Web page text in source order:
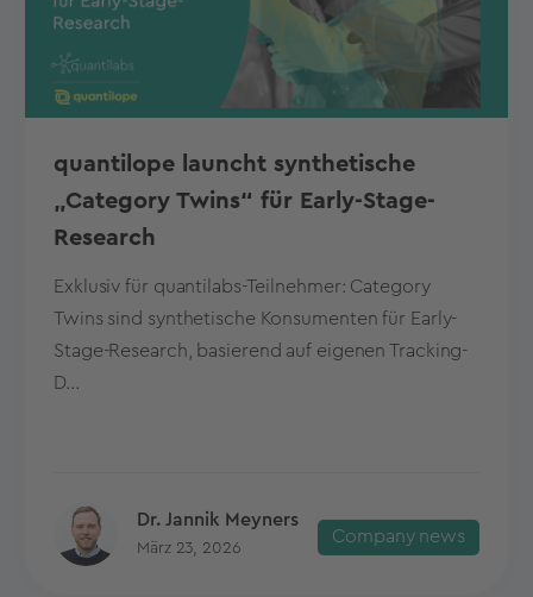
quantilope launcht synthetische
„Category Twins“ für Early-Stage-
Research
Exklusiv für quantilabs-Teilnehmer: Category
Twins sind synthetische Konsumenten für Early-
Stage-Research, basierend auf eigenen Tracking-
D...
Dr. Jannik Meyners
März 23, 2026
Company news